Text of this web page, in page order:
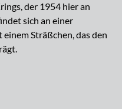
der 1954 hier an
sich an einer
Sträßchen, das den